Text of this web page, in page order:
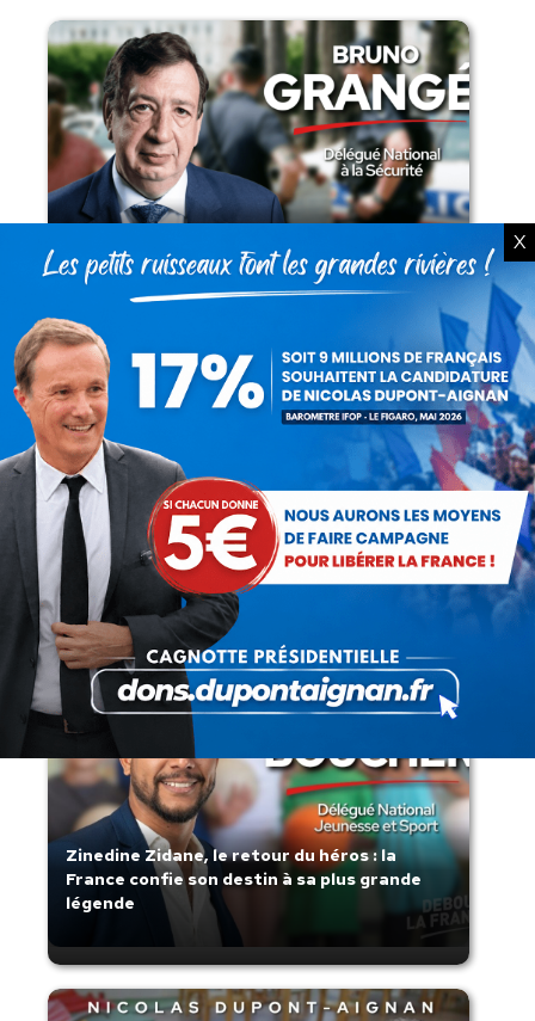
armes par les forces de l’ordre
Lorsque tout flambe et que l’État
s’affaisse.
Zinedine Zidane, le retour du héros : la
France confie son destin à sa plus grande
légende
X